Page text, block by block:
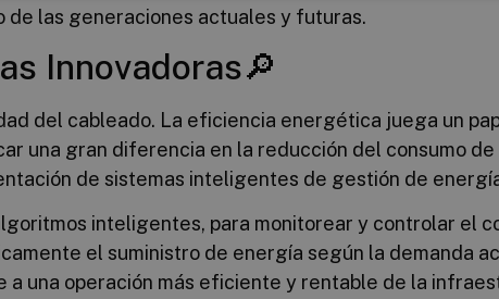
de las generaciones actuales y futuras.
Innovadoras🔎
del cableado. La eficiencia energética juega un
una gran diferencia en la reducción del consumo
de sistemas inteligentes de gestión de
inteligentes, para monitorear y controlar el
el suministro de energía según la demanda
a una operación más eficiente y rentable de la